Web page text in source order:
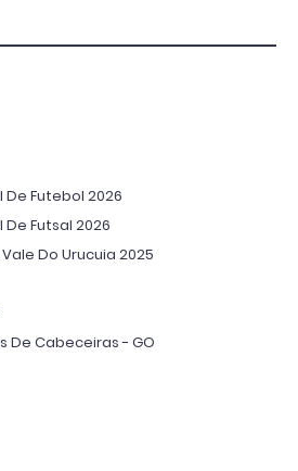
Futebol 2026
Futsal 2026
Do Urucuia 2025
De Cabeceiras - GO